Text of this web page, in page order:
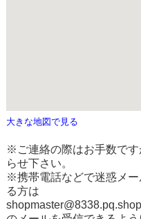
大きな地図で見る
※ご連絡の際はお手数で
らせ下さい。
※携帯電話などで迷惑メ
る方は